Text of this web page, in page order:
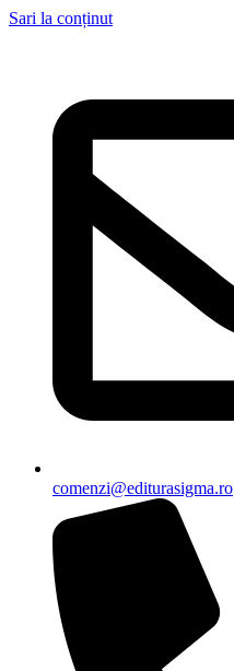
Sari la conținut
comenzi@editurasigma.ro